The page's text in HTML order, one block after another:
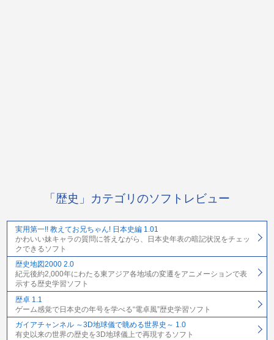
「歴史」カテゴリのソフトレビュー
実用第一!! 教えてお兄ちゃん! 日本史編 1.01
かわいい妹キャラの質問に答えながら、日本史年表の暗記状況をチェッ
クできるソフト
歴史地図2000 2.0
紀元後約2,000年にわたる東アジア各地域の変遷をアニメーションで表
示する歴史学習ソフト
歴卓 1.1
ゲーム感覚で日本史の年号を学べる“電卓風”歴史学習ソフト
ガイアチャンネル ～3D地球儀で眺める世界史～ 1.0
有史以来の世界の歴史を3D地球儀上で再現するソフト